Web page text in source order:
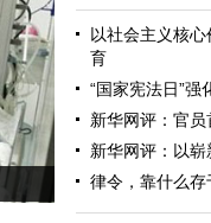
以社会主义核
育
“国家宪法日”强
新华网评：官
新华网评：以
律令，靠什么